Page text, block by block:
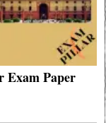
Exam Paper